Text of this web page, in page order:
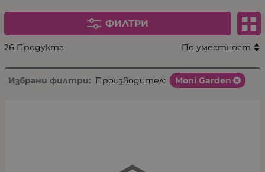
ФИЛТРИ
26 Продукта По уместност
Избрани филтри: Производител: Moni Garden